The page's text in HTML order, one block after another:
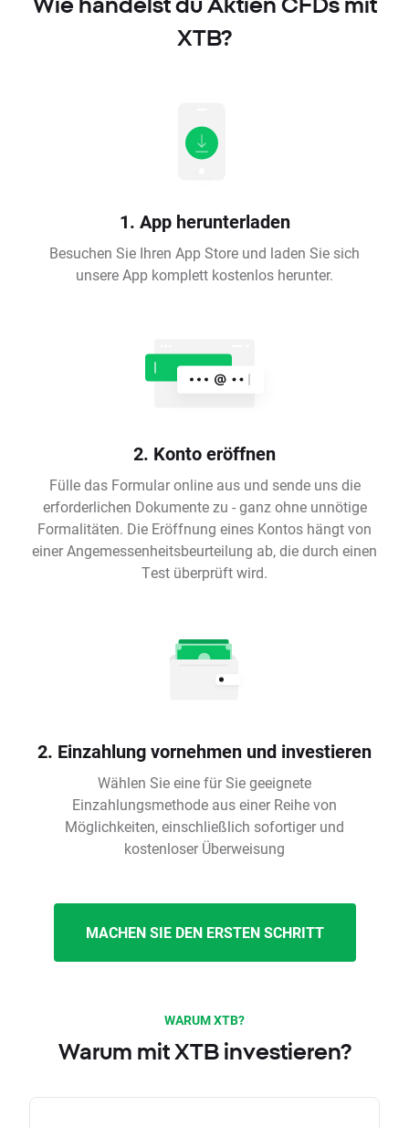
XTB?
1. App herunterladen
Besuchen Sie Ihren App Store und laden Sie sich
unsere App komplett kostenlos herunter.
2. Konto eröffnen
Fülle das Formular online aus und sende uns die
erforderlichen Dokumente zu - ganz ohne unnötige
Formalitäten. Die Eröffnung eines Kontos hängt von
einer Angemessenheitsbeurteilung ab, die durch einen
Test überprüft wird.
2. Einzahlung vornehmen und investieren
Wählen Sie eine für Sie geeignete
Einzahlungsmethode aus einer Reihe von
Möglichkeiten, einschließlich sofortiger und
kostenloser Überweisung
MACHEN SIE DEN ERSTEN SCHRITT
WARUM XTB?
Warum mit XTB investieren?